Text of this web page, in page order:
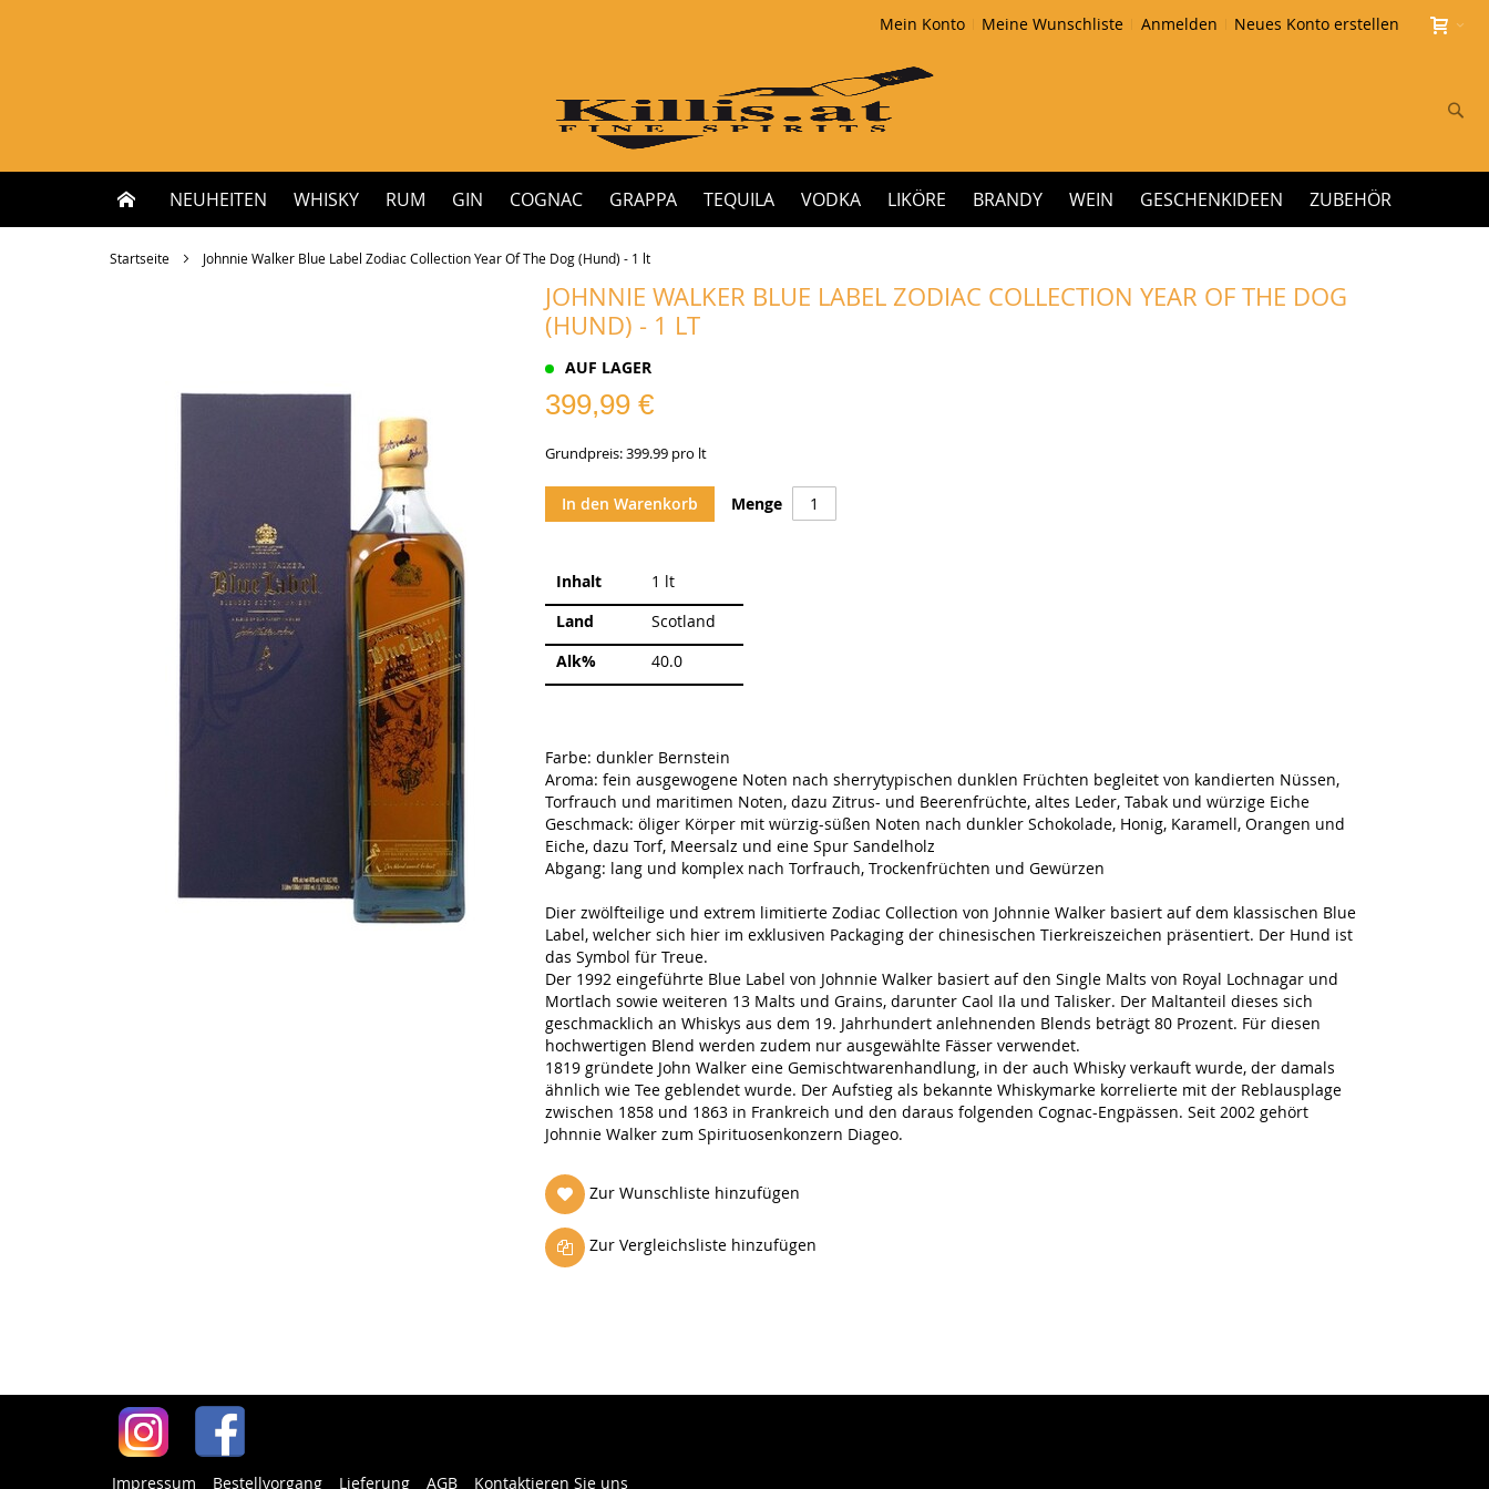
Mein Konto Meine Wunschliste Anmelden Neues Konto erstellen
NEUHEITEN WHISKY RUM GIN COGNAC GRAPPA TEQUILA VODKA LIKÖRE BRANDY WEIN GESCHENKIDEEN ZUBEHÖR
Startseite Johnnie Walker Blue Label Zodiac Collection Year Of The Dog (Hund) - 1 lt
JOHNNIE WALKER BLUE LABEL ZODIAC COLLECTION YEAR OF THE DOG
(HUND) - 1 LT
AUF LAGER
399,99 €
Grundpreis: 399.99 pro lt
Menge
In den Warenkorb
Weitere
Inhalt
1 lt
Land
Scotland
Alk%
40.0
Farbe: dunkler Bernstein
Aroma: fein ausgewogene Noten nach sherrytypischen dunklen Früchten begleitet von kandierten Nüssen,
Torfrauch und maritimen Noten, dazu Zitrus- und Beerenfrüchte, altes Leder, Tabak und würzige Eiche
Geschmack: öliger Körper mit würzig-süßen Noten nach dunkler Schokolade, Honig, Karamell, Orangen und
Eiche, dazu Torf, Meersalz und eine Spur Sandelholz
Abgang: lang und komplex nach Torfrauch, Trockenfrüchten und Gewürzen
Dier zwölfteilige und extrem limitierte Zodiac Collection von Johnnie Walker basiert auf dem klassischen Blue
Label, welcher sich hier im exklusiven Packaging der chinesischen Tierkreiszeichen präsentiert. Der Hund ist
das Symbol für Treue.
Der 1992 eingeführte Blue Label von Johnnie Walker basiert auf den Single Malts von Royal Lochnagar und
Mortlach sowie weiteren 13 Malts und Grains, darunter Caol Ila und Talisker. Der Maltanteil dieses sich
geschmacklich an Whiskys aus dem 19. Jahrhundert anlehnenden Blends beträgt 80 Prozent. Für diesen
hochwertigen Blend werden zudem nur ausgewählte Fässer verwendet.
1819 gründete John Walker eine Gemischtwarenhandlung, in der auch Whisky verkauft wurde, der damals
ähnlich wie Tee geblendet wurde. Der Aufstieg als bekannte Whiskymarke korrelierte mit der Reblausplage
zwischen 1858 und 1863 in Frankreich und den daraus folgenden Cognac-Engpässen. Seit 2002 gehört
Johnnie Walker zum Spirituosenkonzern Diageo.
Zur Wunschliste hinzufügen
Zur Vergleichsliste hinzufügen
Impressum Bestellvorgang Lieferung AGB Kontaktieren Sie uns